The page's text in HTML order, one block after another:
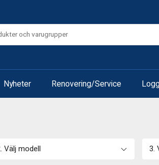
Nyheter Renovering/Service
Välj modell 3.